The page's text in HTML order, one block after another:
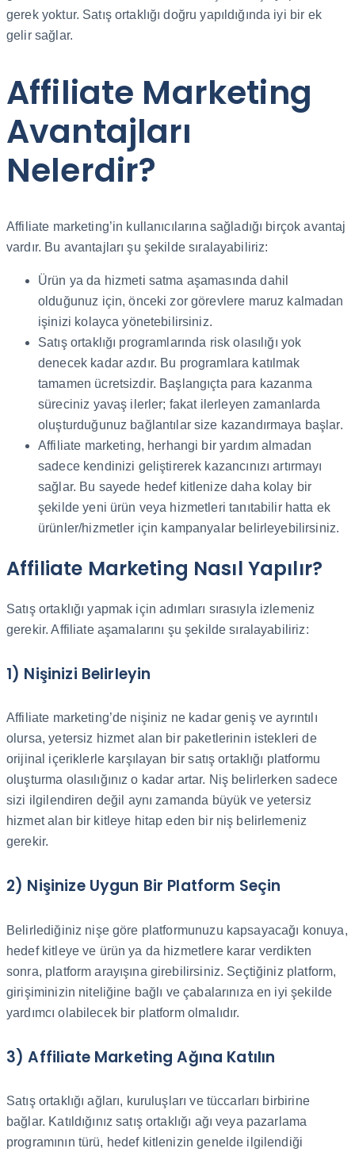
gerek yoktur. Satış ortaklığı doğru yapıldığında iyi bir ek
gelir sağlar.
Affiliate Marketing
Avantajları
Nelerdir?
Affiliate marketing’in kullanıcılarına sağladığı birçok avantaj
vardır. Bu avantajları şu şekilde sıralayabiliriz:
Ürün ya da hizmeti satma aşamasında dahil
olduğunuz için, önceki zor görevlere maruz kalmadan
işinizi kolayca yönetebilirsiniz.
Satış ortaklığı programlarında risk olasılığı yok
denecek kadar azdır. Bu programlara katılmak
tamamen ücretsizdir. Başlangıçta para kazanma
süreciniz yavaş ilerler; fakat ilerleyen zamanlarda
oluşturduğunuz bağlantılar size kazandırmaya başlar.
Affiliate marketing, herhangi bir yardım almadan
sadece kendinizi geliştirerek kazancınızı artırmayı
sağlar. Bu sayede hedef kitlenize daha kolay bir
şekilde yeni ürün veya hizmetleri tanıtabilir hatta ek
ürünler/hizmetler için kampanyalar belirleyebilirsiniz.
Affiliate Marketing Nasıl Yapılır?
Satış ortaklığı yapmak için adımları sırasıyla izlemeniz
gerekir. Affiliate aşamalarını şu şekilde sıralayabiliriz:
1) Nişinizi Belirleyin
Affiliate marketing’de nişiniz ne kadar geniş ve ayrıntılı
olursa, yetersiz hizmet alan bir paketlerinin istekleri de
orijinal içeriklerle karşılayan bir satış ortaklığı platformu
oluşturma olasılığınız o kadar artar. Niş belirlerken sadece
sizi ilgilendiren değil aynı zamanda büyük ve yetersiz
hizmet alan bir kitleye hitap eden bir niş belirlemeniz
gerekir.
2) Nişinize Uygun Bir Platform Seçin
Belirlediğiniz nişe göre platformunuzu kapsayacağı konuya,
hedef kitleye ve ürün ya da hizmetlere karar verdikten
sonra, platform arayışına girebilirsiniz. Seçtiğiniz platform,
girişiminizin niteliğine bağlı ve çabalarınıza en iyi şekilde
yardımcı olabilecek bir platform olmalıdır.
3) Affiliate Marketing Ağına Katılın
Satış ortaklığı ağları, kuruluşları ve tüccarları birbirine
bağlar. Katıldığınız satış ortaklığı ağı veya pazarlama
programının türü, hedef kitlenizin genelde ilgilendiği